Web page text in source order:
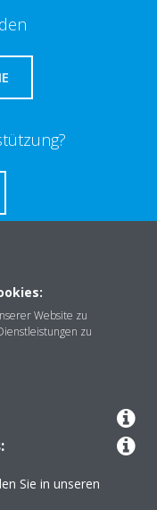
Website zu
zu
Sie in unseren